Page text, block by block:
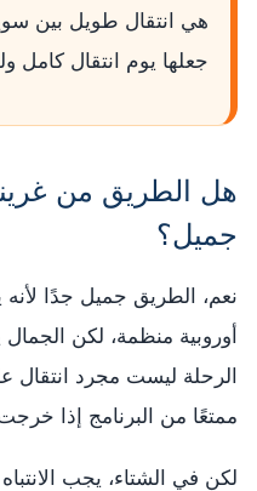
هي انتقال طويل بين
جعلها يوم انتقال كامل
هل الطريق من
جميل؟
نعم، الطريق جميل جدًا
أوروبية منظمة، لكن
الرحلة ليست مجرد انتقال
ممتعًا من البرنامج إذا
لكن في الشتاء، يجب